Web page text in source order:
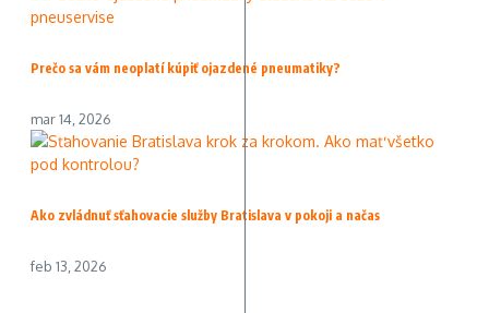
Prečo sa vám neoplatí kúpiť ojazdené pneumatiky?
mar 14, 2026
Ako zvládnuť sťahovacie služby Bratislava v pokoji a načas
feb 13, 2026